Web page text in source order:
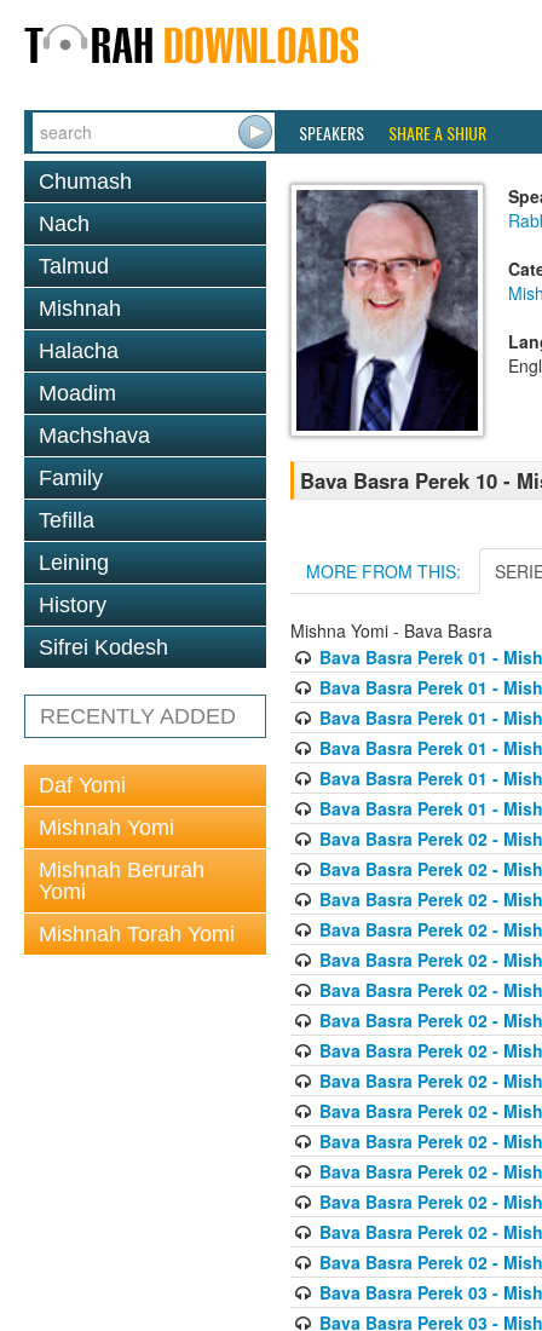
SPEAKERS SHARE A SHIUR
Chumash
Nach
Talmud
Mishnah
Halacha
Moadim
Machshava
Family
Tefilla
Leining
History
Sifrei Kodesh
RECENTLY ADDED
Daf Yomi
Mishnah Yomi
Mishnah Berurah
Yomi
Mishnah Torah Yomi
Bava Basra Perek 10 -
MORE FROM THIS:
Mishna Yomi - Bava Basra
Bava Basra Perek 01 -
Bava Basra Perek 01 -
Bava Basra Perek 01 -
Bava Basra Perek 01 -
Bava Basra Perek 01 -
Bava Basra Perek 01 -
Bava Basra Perek 02 -
Bava Basra Perek 02 -
Bava Basra Perek 02 -
Bava Basra Perek 02 -
Bava Basra Perek 02 -
Bava Basra Perek 02 -
Bava Basra Perek 02 -
Bava Basra Perek 02 -
Bava Basra Perek 02 -
Bava Basra Perek 02 -
Bava Basra Perek 02 -
Bava Basra Perek 02 -
Bava Basra Perek 02 -
Bava Basra Perek 02 -
Bava Basra Perek 02 -
Bava Basra Perek 03 -
Bava Basra Perek 03 -